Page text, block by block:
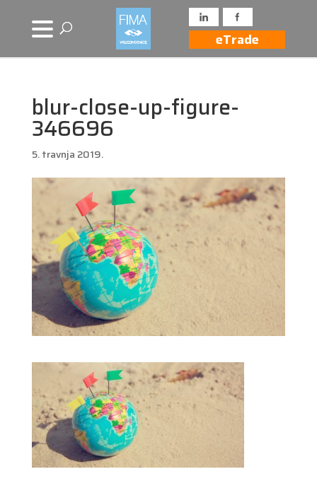
eTrade
blur-close-up-figure-
346696
5. travnja 2019.